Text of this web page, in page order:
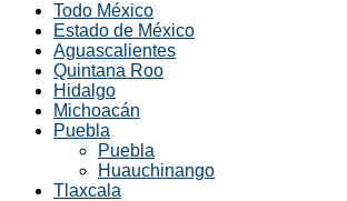
Todo México
Estado de México
Aguascalientes
Quintana Roo
Hidalgo
Michoacán
Puebla
Puebla
Huauchinango
Tlaxcala